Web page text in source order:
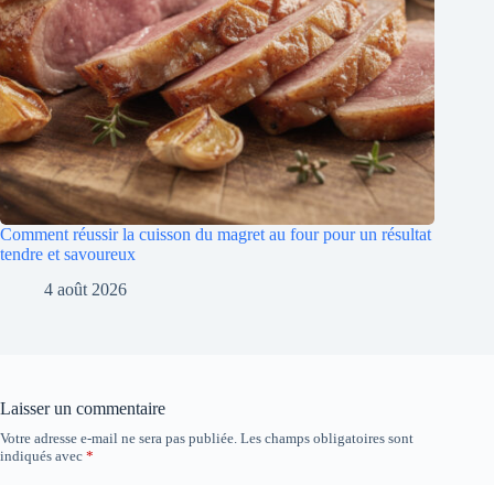
Comment réussir la cuisson du magret au four pour un résultat
tendre et savoureux
4 août 2026
Laisser un commentaire
Votre adresse e-mail ne sera pas publiée. Les champs obligatoires sont
indiqués avec *